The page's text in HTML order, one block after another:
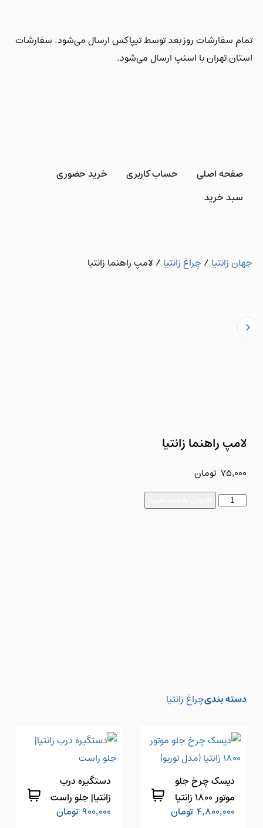
تمام سفارشات روز بعد توسط تیپاکس ارسال می‌شود. سفارشات
استان تهران با اسنپ ارسال می‌شود.
صفحه اصلی حساب کاربری
خرید حضوری
سبد خرید
جهان زانتیا / چراغ زانتیا / لامپ راهنما زانتیا
لامپ راهنما زانتیا
75,000 تومان
دسته بندیچراغ زانتیا
دیسک چرخ جلو
موتور 1800 زانتیا
(مدل توربو)
4,800,000 تومان
دستگیره درب
زانتیا| جلو راست
900,000 تومان